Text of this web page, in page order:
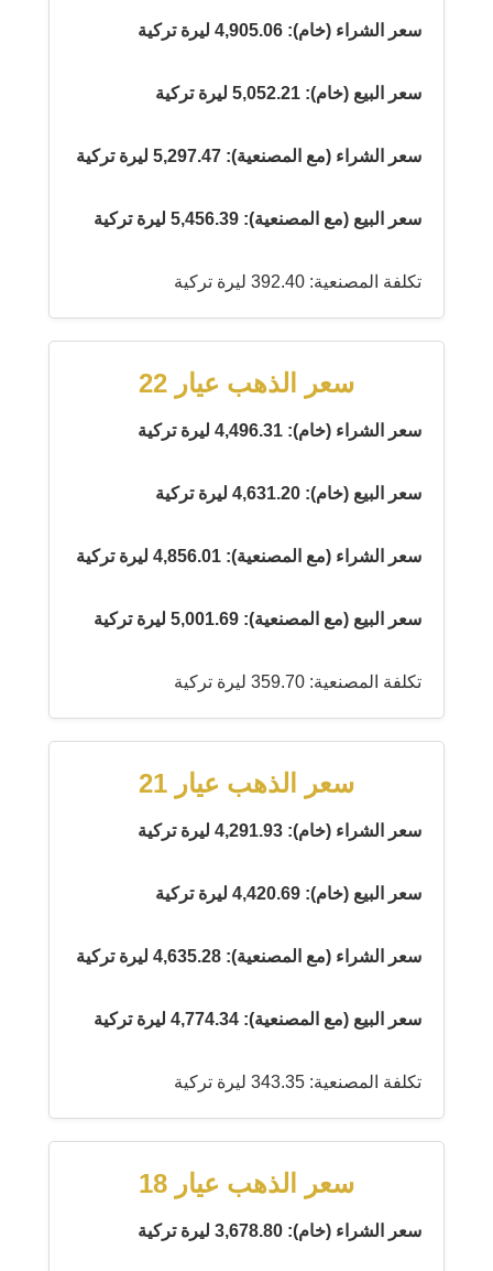
سعر الشراء (خام): 4,905.06 ليرة تركية
سعر البيع (خام): 5,052.21 ليرة تركية
سعر الشراء (مع المصنعية): 5,297.47 ليرة تركية
سعر البيع (مع المصنعية): 5,456.39 ليرة تركية
تكلفة المصنعية: 392.40 ليرة تركية
سعر الذهب عيار 22
سعر الشراء (خام): 4,496.31 ليرة تركية
سعر البيع (خام): 4,631.20 ليرة تركية
سعر الشراء (مع المصنعية): 4,856.01 ليرة تركية
سعر البيع (مع المصنعية): 5,001.69 ليرة تركية
تكلفة المصنعية: 359.70 ليرة تركية
سعر الذهب عيار 21
سعر الشراء (خام): 4,291.93 ليرة تركية
سعر البيع (خام): 4,420.69 ليرة تركية
سعر الشراء (مع المصنعية): 4,635.28 ليرة تركية
سعر البيع (مع المصنعية): 4,774.34 ليرة تركية
تكلفة المصنعية: 343.35 ليرة تركية
سعر الذهب عيار 18
سعر الشراء (خام): 3,678.80 ليرة تركية